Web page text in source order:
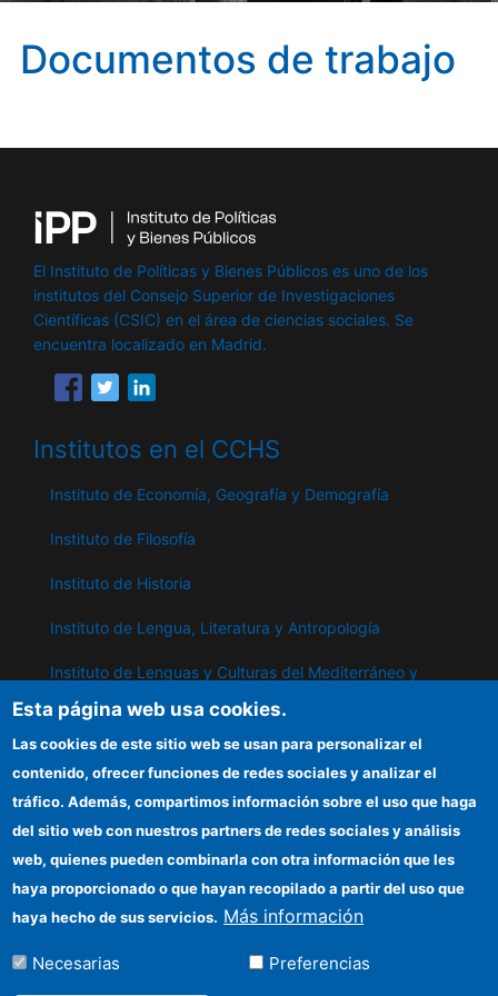
Documentos de trabajo
El Instituto de Políticas y Bienes Públicos es uno de los
institutos del Consejo Superior de Investigaciones
Científicas (CSIC) en el área de ciencias sociales. Se
encuentra localizado en Madrid.
Institutos en el CCHS
Instituto de Economía, Geografía y Demografía
Instituto de Filosofía
Instituto de Historia
Instituto de Lengua, Literatura y Antropología
Instituto de Lenguas y Culturas del Mediterráneo y
Instituto de Políticas y Bienes Públicos
IPP
Sede electrónica CSIC
Información para proveedores
Organismos financiadores
Esta página web usa cookies.
Las cookies de este sitio web se usan para personalizar el
contenido, ofrecer funciones de redes sociales y analizar el
tráfico. Además, compartimos información sobre el uso que haga
del sitio web con nuestros partners de redes sociales y análisis
web, quienes pueden combinarla con otra información que les
haya proporcionado o que hayan recopilado a partir del uso que
haya hecho de sus servicios. Más información
Necesarias Preferencias